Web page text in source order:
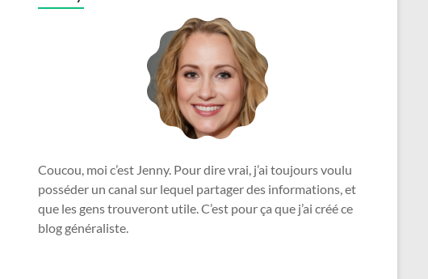
Coucou, moi c’est Jenny. Pour dire vrai, j’ai toujours voulu
posséder un canal sur lequel partager des informations, et
que les gens trouveront utile. C’est pour ça que j’ai créé ce
blog généraliste.